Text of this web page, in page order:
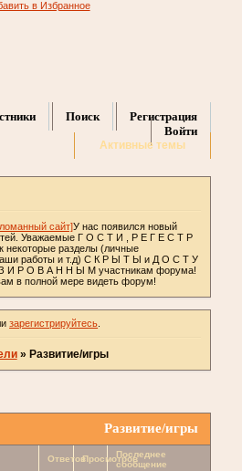
Поиск
Регистрация
Войти
Активные темы
сайт]У нас появился новый
Уважаемые Г О С Т И , Р Е Г Е С Т Р
разделы (личные
работы и т.д) С К Р Ы Т Ы и Д О С Т У
И Р О В А Н Н Ы М участникам форума!
в полной мере видеть форум!
зарегистрируйтесь
» Развитие/игры
Развитие/игры
ОтветовПросмотровПоследнее
сообщение